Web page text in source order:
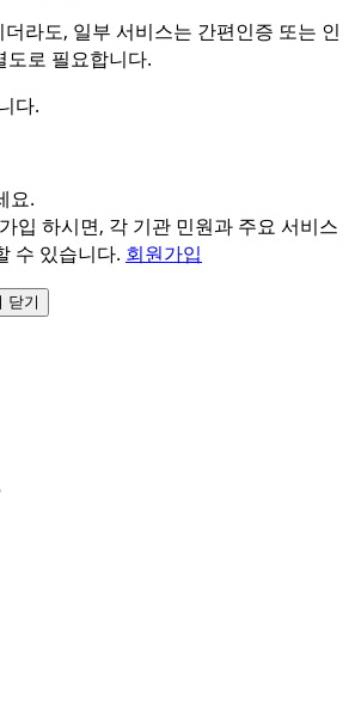
라도, 일부 서비스는 간편인증 또는 인
도로 필요합니다.
다.
요.
입 하시면, 각 기관 민원과 주요 서비스
수 있습니다. 회원가입
닫기